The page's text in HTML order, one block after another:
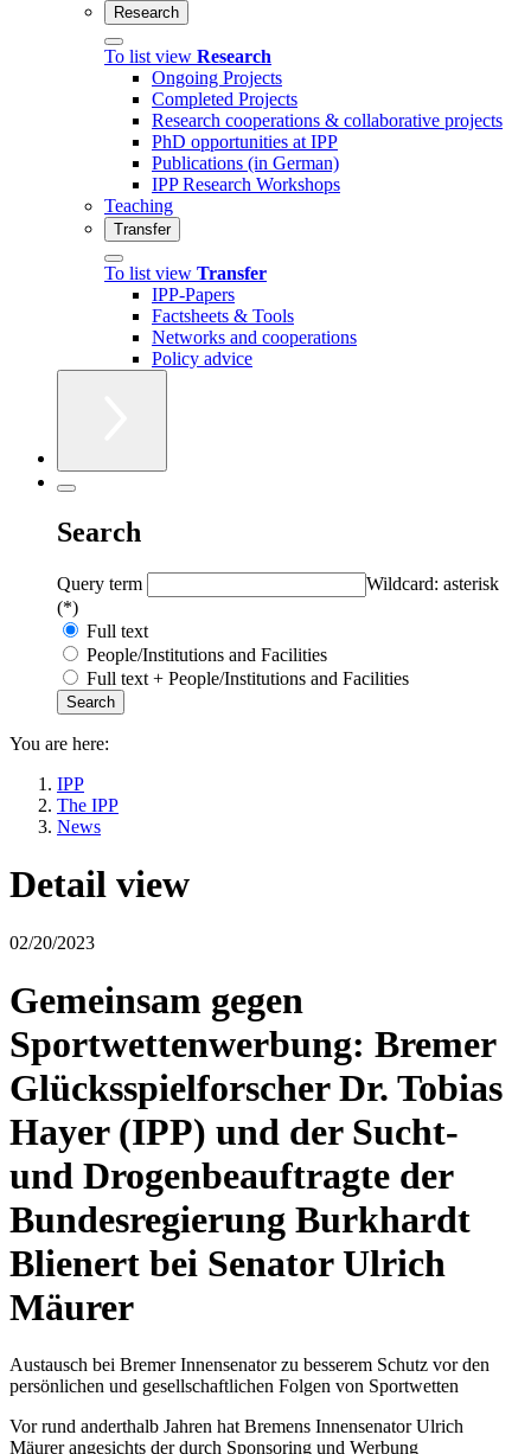
Research
To list view Research
Ongoing Projects
Completed Projects
Research cooperations & collaborative projects
PhD opportunities at IPP
Publications (in German)
IPP Research Workshops
Teaching
Transfer
To list view Transfer
IPP-Papers
Factsheets & Tools
Networks and cooperations
Policy advice
Search
Query term
Wildcard: asterisk
(*)
Full text
People/Institutions and Facilities
Full text + People/Institutions and Facilities
You are here:
IPP
The IPP
News
Detail view
02/20/2023
Gemeinsam gegen
Sportwettenwerbung: Bremer
Glücksspielforscher Dr. Tobias
Hayer (IPP) und der Sucht-
und Drogenbeauftragte der
Bundesregierung Burkhardt
Blienert bei Senator Ulrich
Mäurer
Austausch bei Bremer Innensenator zu besserem Schutz vor den
persönlichen und gesellschaftlichen Folgen von Sportwetten
Vor rund anderthalb Jahren hat Bremens Innensenator Ulrich
Mäurer angesichts der durch Sponsoring und Werbung